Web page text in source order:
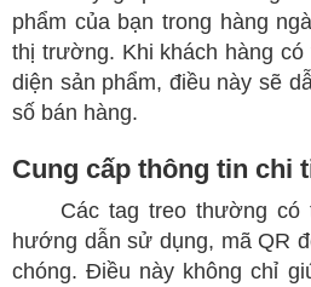
phẩm của bạn trong hàng
thị trường. Khi khách hàng có
diện sản phẩm, điều này sẽ
số bán hàng.
Cung cấp thông tin chi
Các tag treo thường có
hướng dẫn sử dụng, mã QR
chóng. Điều này không chỉ